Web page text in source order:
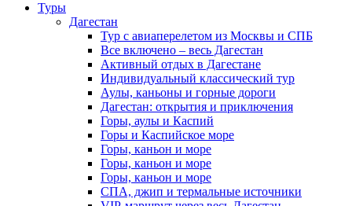
Туры
Дагестан
Тур с авиаперелетом из Москвы и СПБ
Все включено – весь Дагестан
Активный отдых в Дагестане
Индивидуальный классический тур
Аулы, каньоны и горные дороги
Дагестан: открытия и приключения
Горы, аулы и Каспий
Горы и Каспийское море
Горы, каньон и море
Горы, каньон и море
Горы, каньон и море
СПА, джип и термальные источники